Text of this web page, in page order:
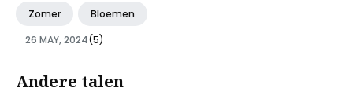
Zomer
Bloemen
26 MAY, 2024(5)
Andere talen